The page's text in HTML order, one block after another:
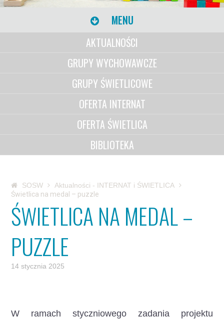
MENU
AKTUALNOŚCI
GRUPY WYCHOWAWCZE
GRUPY ŚWIETLICOWE
OFERTA INTERNAT
OFERTA ŚWIETLICA
BIBLIOTEKA
SOSW
Aktualności - INTERNAT i ŚWIETLICA
Świetlica na medal – puzzle
ŚWIETLICA NA MEDAL –
PUZZLE
14 stycznia 2025
W ramach styczniowego zadania projektu